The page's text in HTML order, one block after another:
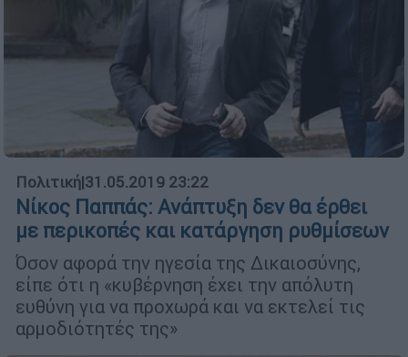
Πολιτική|31.05.2019 23:22
Νίκος Παππάς: Ανάπτυξη δεν θα έρθει
με περικοπές και κατάργηση ρυθμίσεων
Όσον αφορά την ηγεσία της Δικαιοσύνης,
είπε ότι η «κυβέρνηση έχει την απόλυτη
ευθύνη για να προχωρά και να εκτελεί τις
αρμοδιότητές της»